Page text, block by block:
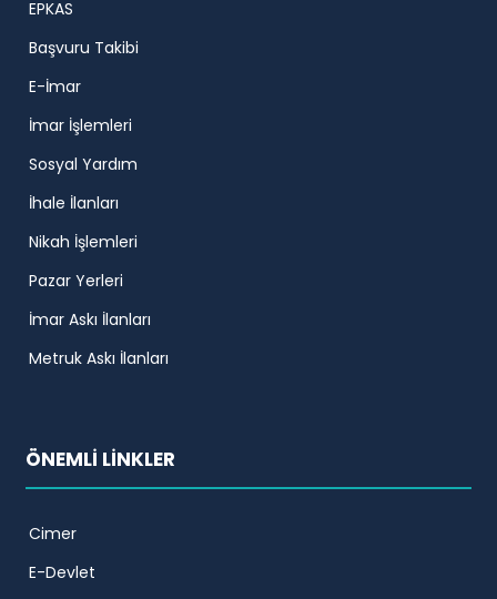
EPKAS
Başvuru Takibi
E-İmar
İmar İşlemleri
Sosyal Yardım
İhale İlanları
Nikah İşlemleri
Pazar Yerleri
İmar Askı İlanları
Metruk Askı İlanları
ÖNEMLİ LİNKLER
Cimer
E-Devlet